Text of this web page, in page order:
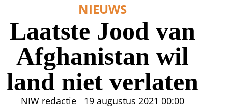
NIEUWS
Laatste Jood van
Afghanistan wil
land niet verlaten
NIW redactie 19 augustus 2021 00:00